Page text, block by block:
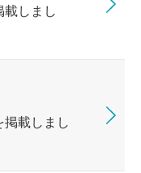
しまし
載しまし